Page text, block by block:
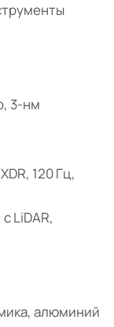
3-нм
120 Гц,
LiDAR,
алюминий